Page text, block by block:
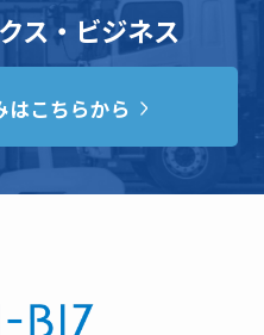
ス・ビジネス
はこちらから